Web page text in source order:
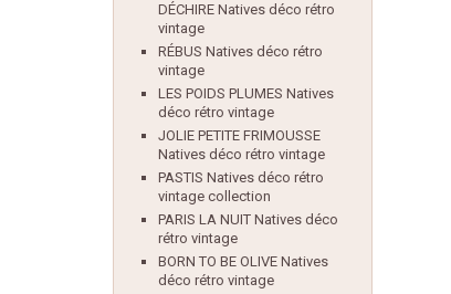
DÉCHIRE Natives déco rétro
vintage
RÉBUS Natives déco rétro
vintage
LES POIDS PLUMES Natives
déco rétro vintage
JOLIE PETITE FRIMOUSSE
Natives déco rétro vintage
PASTIS Natives déco rétro
vintage collection
PARIS LA NUIT Natives déco
rétro vintage
BORN TO BE OLIVE Natives
déco rétro vintage